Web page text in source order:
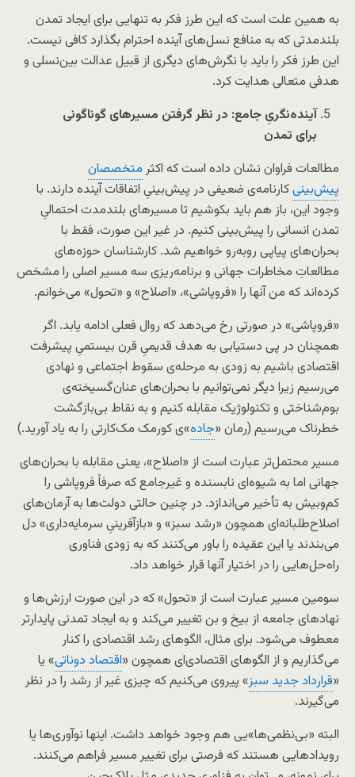
به همین علت است که این طرز فکر به تنهایی برای ایجاد تمدن
بلندمدتی که به منافع نسل‌های آینده احترام بگذارد کافی نیست.
این طرز فکر را باید با نگرش‌های دیگری از قبیل عدالت بین‌نسلی و
هدفی متعالی هدایت کرد.
آینده‌نگریِ جامع: در نظر گرفتن مسیرهای گوناگونی
برای تمدن
مطالعات فراوان نشان داده است که اکثر متخصصان
پیش‌بینیکارنامه‌ی ضعیفی در پیش‌بینیِ اتفاقات آینده دارند. با
وجود این، باز هم باید بکوشیم تا مسیرهای بلندمدت احتمالیِ
تمدن انسانی را پیش‌بینی کنیم. در غیر این صورت، فقط با
بحران‌های پیاپی روبه‌رو خواهیم شد. کارشناسان حوزه‌های
مطالعاتِ مخاطرات جهانی و برنامه‌ریزی سه مسیر اصلی را مشخص
کرده‌اند که من آنها را «فروپاشی»، «اصلاح» و «تحول» می‌خوانم.
«فروپاشی» در صورتی رخ می‌دهد که روال فعلی ادامه یابد. اگر
همچنان در پی دستیابی به هدف قدیمیِ قرن بیستمیِ پیشرفت
اقتصادی باشیم به زودی به مرحله‌ی سقوط اجتماعی و نهادی
می‌رسیم زیرا دیگر نمی‌توانیم با بحران‌های عنان‌گسیخته‌ی
بوم‌شناختی و تکنولوژیک مقابله کنیم و به نقاط بی‌بازگشت
خطرناک می‌رسیم (رمان «جاده»ی کورمک مک‌کارتی را به یاد آورید.)
مسیر محتمل‌تر عبارت است از «اصلاح»، یعنی مقابله با بحران‌های
جهانی اما به شیوه‌ای نابسنده و غیرجامع که صرفاً فروپاشی را
کم‌وبیش به تأخیر می‌اندازد. در چنین حالتی دولت‌ها به آرمان‌های
اصلاح‌طلبانه‌ای همچون «رشد سبز» و «بازآفرینیِ سرمایه‌داری» دل
می‌بندند یا این عقیده را باور می‌کنند که به زودی فناوری
راه‌حل‌هایی را در اختیار آنها قرار خواهد داد.
سومین مسیر عبارت است از «تحول» که در این صورت ارزش‌ها و
نهادهای جامعه از بیخ و بن تغییر می‌کند و به ایجاد تمدنی پایدارتر
معطوف می‌شود. برای مثال، الگوهای رشد اقتصادی را کنار
می‌گذاریم و از الگوهای اقتصادی‌ای همچون «اقتصاد دوناتی» یا
«قرارداد جدید سبز» پیروی می‌کنیم که چیزی غیر از رشد را در نظر
می‌گیرند.
البته «بی‌نظمی‌ها»یی هم وجود خواهد داشت. اینها نوآوری‌ها یا
رویدادهایی هستند که فرصتی برای تغییر مسیر فراهم می‌کنند.